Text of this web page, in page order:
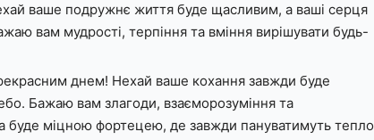
ваше подружнє життя буде щасливим, а ваші серця
вам мудрості, терпіння та вміння вирішувати будь-
днем! Нехай ваше кохання завжди буде
Бажаю вам злагоди, взаєморозуміння та
міцною фортецею, де завжди пануватимуть тепло